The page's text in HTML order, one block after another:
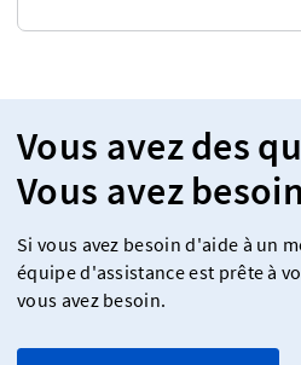
Vous avez des
Vous avez
Si vous avez besoin d'aide à un
équipe d'assistance est prête à
vous avez besoin.